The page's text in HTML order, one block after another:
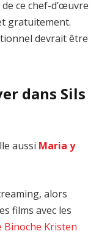
ce chef-d’œuvre
gratuitement.
devrait être
dans Sils
aussi Maria y
alors
films avec les
Binoche Kristen